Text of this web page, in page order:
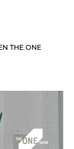
THE ONE